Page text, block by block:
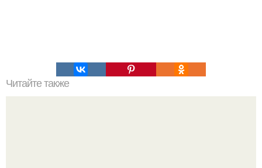
Читайте также